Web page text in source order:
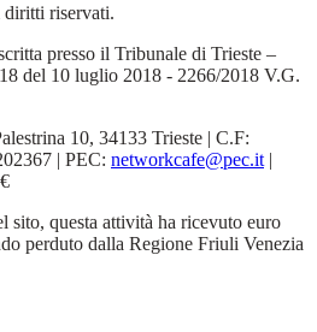
riservati.
presso il Tribunale di Trieste –
del 10 luglio 2018 - 2266/2018 V.G.
10, 34133 Trieste | C.F:
| PEC: networkcafe@pec.it |
sito, questa attività ha ricevuto euro
perduto dalla Regione Friuli Venezia